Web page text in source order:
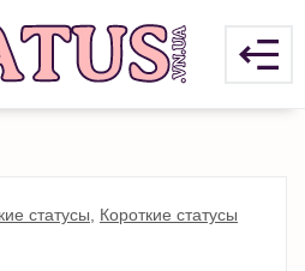
статусы Короткие статусы